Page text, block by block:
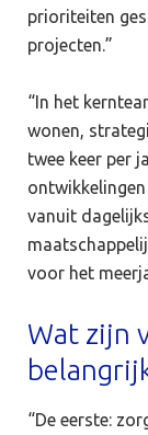
prioriteiten
projecten.”
“In het
wonen,
twee keer per
vanuit
voor het
Wat zijn
“De eerste: